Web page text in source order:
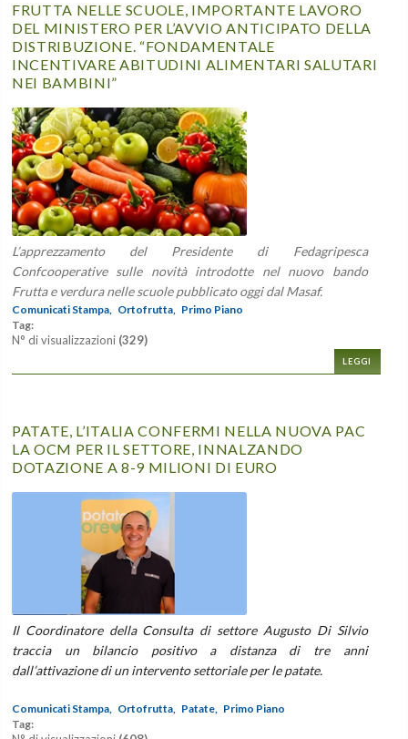
FRUTTA NELLE SCUOLE, IMPORTANTE LAVORO
DEL MINISTERO PER L’AVVIO ANTICIPATO DELLA
DISTRIBUZIONE. “FONDAMENTALE
INCENTIVARE ABITUDINI ALIMENTARI SALUTARI
NEI BAMBINI”
L’apprezzamento del Presidente di Fedagripesca
Confcooperative sulle novità introdotte nel nuovo bando
Frutta e verdura nelle scuole pubblicato oggi dal Masaf.
Comunicati Stampa, Ortofrutta,
Primo Piano
Tag:
N° di visualizzazioni (329)
LEGGI
PATATE, L’ITALIA CONFERMI NELLA NUOVA PAC
LA OCM PER IL SETTORE, INNALZANDO
DOTAZIONE A 8-9 MILIONI DI EURO
Il Coordinatore della Consulta di settore Augusto Di Silvio
traccia un bilancio positivo a distanza di tre anni
dall’attivazione di un intervento settoriale per le patate.
Comunicati Stampa, Ortofrutta, Patate,
Primo Piano
Tag: